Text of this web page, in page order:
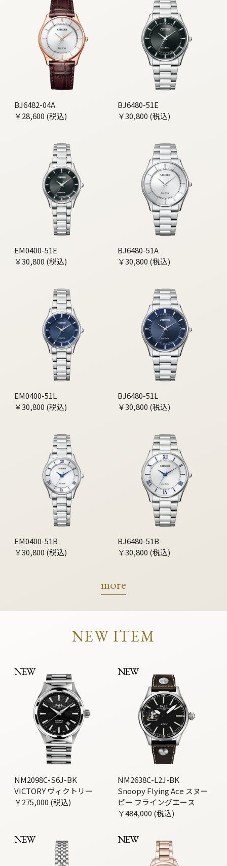
BJ6482-04A
￥28,600 (税込)
BJ6480-51E
￥30,800 (税込)
EM0400-51E
￥30,800 (税込)
BJ6480-51A
￥30,800 (税込)
EM0400-51L
￥30,800 (税込)
BJ6480-51L
￥30,800 (税込)
EM0400-51B
￥30,800 (税込)
BJ6480-51B
￥30,800 (税込)
more
NEW ITEM
NEW
NM2098C-S6J-BK
VICTORY ヴィクトリー
￥275,000 (税込)
NEW
NM2638C-L2J-BK
Snoopy Flying Ace スヌー
ピー フライングエース
￥484,000 (税込)
NEW NEW